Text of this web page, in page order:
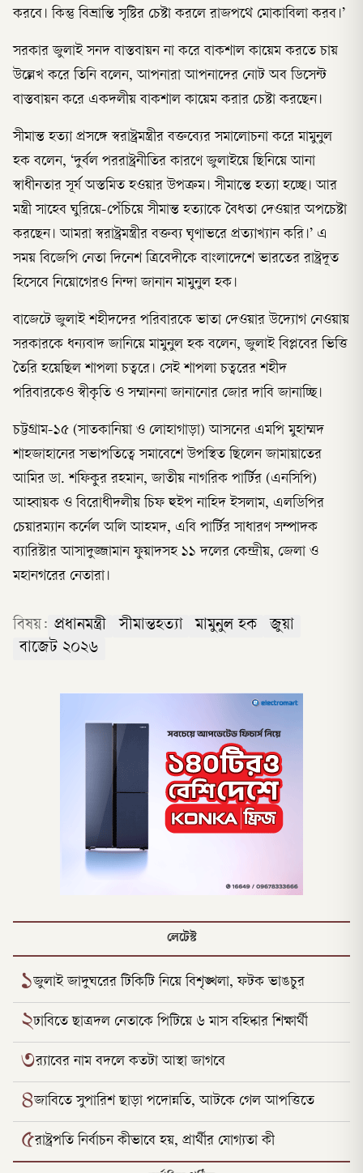
করবে। কিন্তু বিভ্রান্তি সৃষ্টির চেষ্টা করলে রাজপথে মোকাবিলা করব।’
সরকার জুলাই সনদ বাস্তবায়ন না করে বাকশাল কায়েম করতে চায়
উল্লেখ করে তিনি বলেন, আপনারা আপনাদের নোট অব ডিসেন্ট
বাস্তবায়ন করে একদলীয় বাকশাল কায়েম করার চেষ্টা করছেন।
সীমান্ত হত্যা প্রসঙ্গে স্বরাষ্ট্রমন্ত্রীর বক্তব্যের সমালোচনা করে মামুনুল
হক বলেন, ‘দুর্বল পররাষ্ট্রনীতির কারণে জুলাইয়ে ছিনিয়ে আনা
স্বাধীনতার সূর্য অস্তমিত হওয়ার উপক্রম। সীমান্তে হত্যা হচ্ছে। আর
মন্ত্রী সাহেব ঘুরিয়ে-পেঁচিয়ে সীমান্ত হত্যাকে বৈধতা দেওয়ার অপচেষ্টা
করছেন। আমরা স্বরাষ্ট্রমন্ত্রীর বক্তব্য ঘৃণাভরে প্রত্যাখ্যান করি।’ এ
সময় বিজেপি নেতা দিনেশ ত্রিবেদীকে বাংলাদেশে ভারতের রাষ্ট্রদূত
হিসেবে নিয়োগেরও নিন্দা জানান মামুনুল হক।
বাজেটে জুলাই শহীদদের পরিবারকে ভাতা দেওয়ার উদ্যোগ নেওয়ায়
সরকারকে ধন্যবাদ জানিয়ে মামুনুল হক বলেন, জুলাই বিপ্লবের ভিত্তি
তৈরি হয়েছিল শাপলা চত্বরে। সেই শাপলা চত্বরের শহীদ
পরিবারকেও স্বীকৃতি ও সম্মাননা জানানোর জোর দাবি জানাচ্ছি।
চট্টগ্রাম-১৫ (সাতকানিয়া ও লোহাগাড়া) আসনের এমপি মুহাম্মদ
শাহজাহানের সভাপতিত্বে সমাবেশে উপস্থিত ছিলেন জামায়াতের
আমির ডা. শফিকুর রহমান, জাতীয় নাগরিক পার্টির (এনসিপি)
আহ্বায়ক ও বিরোধীদলীয় চিফ হুইপ নাহিদ ইসলাম, এলডিপির
চেয়ারম্যান কর্নেল অলি আহমদ, এবি পার্টির সাধারণ সম্পাদক
ব্যারিস্টার আসাদুজ্জামান ফুয়াদসহ ১১ দলের কেন্দ্রীয়, জেলা ও
মহানগরের নেতারা।
বিষয়: প্রধানমন্ত্রী সীমান্তহত্যা মামুনুল হক
জুয়া
বাজেট ২০২৬
লেটেস্ট
১জুলাই জাদুঘরের টিকিটি নিয়ে বিশৃঙ্খলা, ফটক ভাঙচুর
২ঢাবিতে ছাত্রদল নেতাকে পিটিয়ে ৬ মাস বহিষ্কার শিক্ষার্থী
৩র‌্যাবের নাম বদলে কতটা আস্থা জাগবে
৪জাবিতে সুপারিশ ছাড়া পদোন্নতি, আটকে গেল আপত্তিতে
৫রাষ্ট্রপতি নির্বাচন কীভাবে হয়, প্রার্থীর যোগ্যতা কী